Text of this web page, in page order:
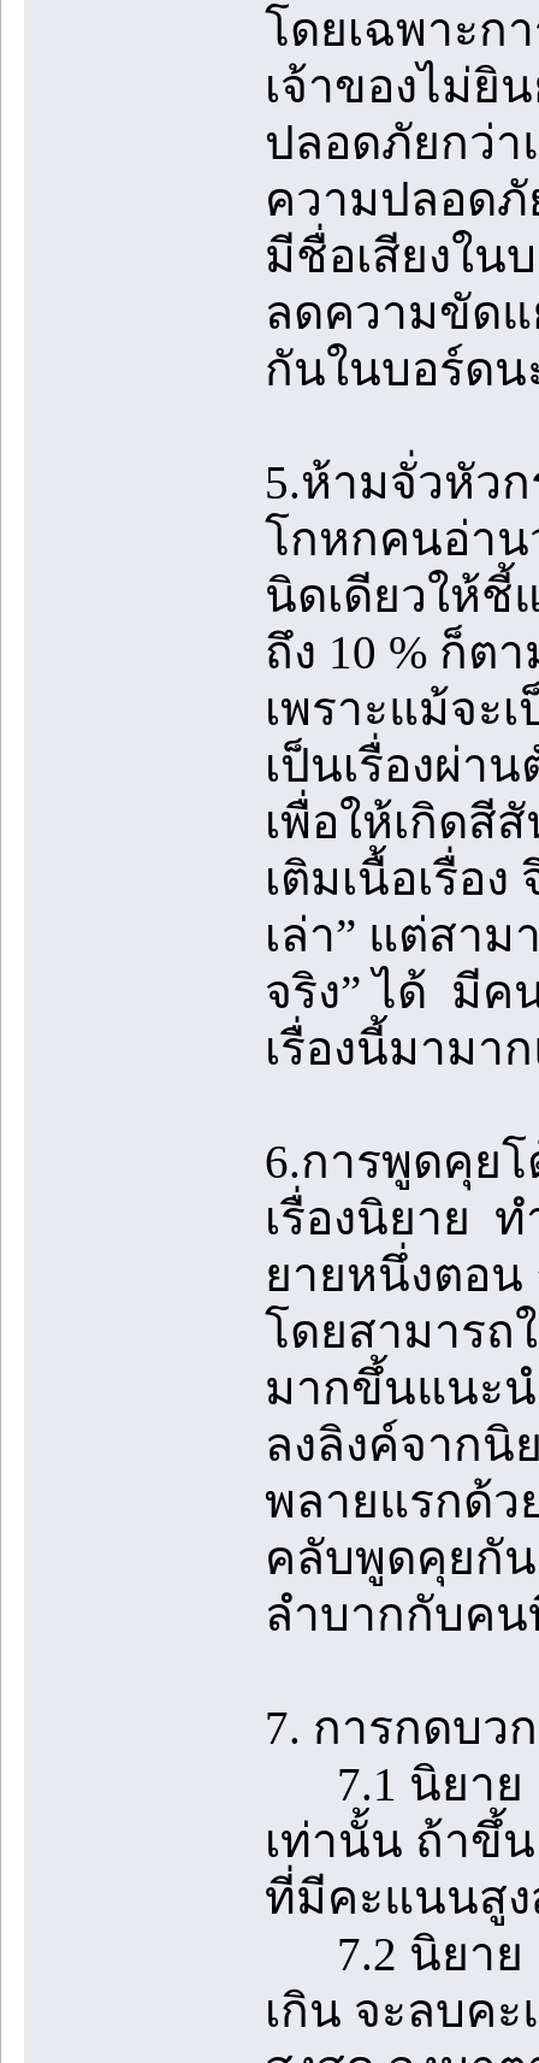
โดยเฉพาะก
เจ้าของไม่ยิ
ปลอดภัยกว่า
ความปลอด
มีชื่อเสียงใน
ลดความขัดแ
กันในบอร์ดน
5.ห้ามจั่วหัวก
โกหกคนอ่าน
นิดเดียวให้ชี้
ถึง 10 % ก็ต
เพราะแม้จะ
เป็นเรื่องผ่า
เพื่อให้เกิดสี
เติมเนื้อเรื่อ
เล่า” แต่สาม
จริง” ได้ มีค
เรื่องนี้มามา
6.การพูดคุย
เรื่องนิยาย
ยายหนึ่งตอน
โดยสามารถ
มากขึ้นแนะน
ลงลิงค์จากนิ
พลายแรกด้ว
คลับพูดคุยกัน
ลำบากกับค
7. การกดบว
7.1 นิยาย
เท่านั้น ถ้าขึ้
ที่มีคะแนนสู
7.2 นิยาย 1
เกิน จะลบค